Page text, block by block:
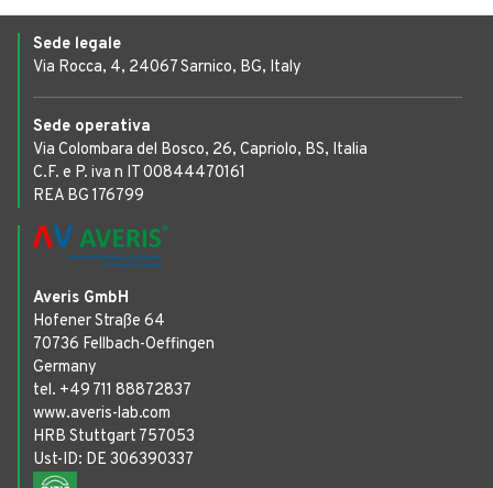
Sede legale
Via Rocca, 4, 24067 Sarnico, BG, Italy
Sede operativa
Via Colombara del Bosco, 26, Capriolo, BS, Italia
C.F. e P. iva n IT 00844470161
REA BG 176799
Averis GmbH
Hofener Straße 64
70736 Fellbach-Oeffingen
Germany
tel. +49 711 88872837
www.averis-lab.com
HRB Stuttgart 757053
Ust-ID: DE 306390337